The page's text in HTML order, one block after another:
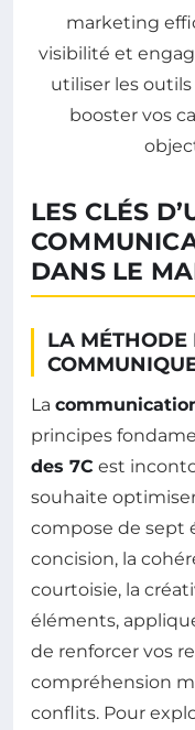
LES CLÉS
DANS LE
LA MÉTHODE
La
principes
des 7C est
souhaite
compose de sept
concision, la
courtoisie, la
éléments,
de renforcer vos
compréhension
conflits. Pour